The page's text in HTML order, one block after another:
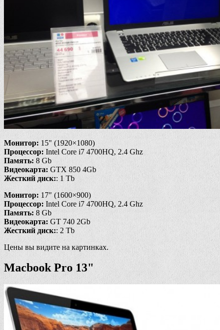
Монитор: 15" (1920×1080)
Процессор: Intel Core i7 4700HQ, 2.4 Ghz
Память: 8 Gb
Видеокарта: GTX 850 4Gb
Жесткий диск:: 1 Tb
Монитор: 17" (1600×900)
Процессор: Intel Core i7 4700HQ, 2.4 Ghz
Память: 8 Gb
Видеокарта: GT 740 2Gb
Жесткий диск:: 2 Tb
Цены вы видите на картинках.
Macbook Pro 13"